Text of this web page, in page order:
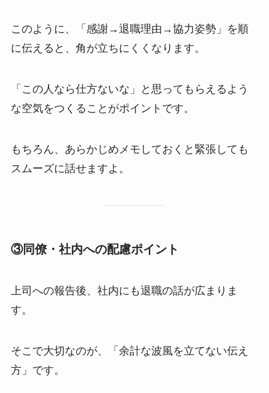
このように、「感謝→退職理由→協力姿勢」を順
に伝えると、角が立ちにくくなります。
「この人なら仕方ないな」と思ってもらえるよう
な空気をつくることがポイントです。
もちろん、あらかじめメモしておくと緊張しても
スムーズに話せますよ。
③同僚・社内への配慮ポイント
上司への報告後、社内にも退職の話が広まりま
す。
そこで大切なのが、「余計な波風を立てない伝え
方」です。